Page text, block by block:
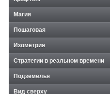
Магия
Пошаговая
Изометрия
Стратегии в реальном времени
Подземелья
Вид сверху